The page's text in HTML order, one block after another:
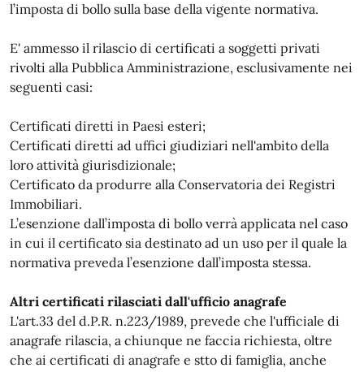
l’imposta di bollo sulla base della vigente normativa.
E' ammesso il rilascio di certificati a soggetti privati
rivolti alla Pubblica Amministrazione, esclusivamente nei
seguenti casi:
Certificati diretti in Paesi esteri;
Certificati diretti ad uffici giudiziari nell'ambito della
loro attività giurisdizionale;
Certificato da produrre alla Conservatoria dei Registri
Immobiliari.
L’esenzione dall’imposta di bollo verrà applicata nel caso
in cui il certificato sia destinato ad un uso per il quale la
normativa preveda l’esenzione dall’imposta stessa.
Altri certificati rilasciati dall'ufficio anagrafe
L'art.33 del d.P.R. n.223/1989, prevede che l'ufficiale di
anagrafe rilascia, a chiunque ne faccia richiesta, oltre
che ai certificati di anagrafe e stto di famiglia, anche